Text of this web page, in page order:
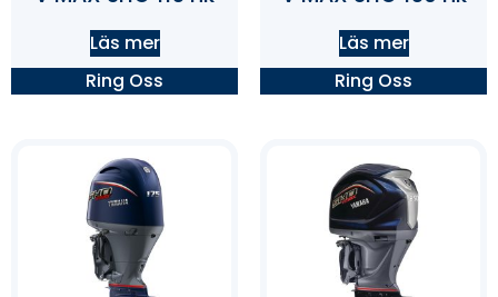
Läs mer
Ring Oss
Läs mer
Ring Oss